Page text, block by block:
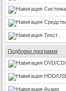
Система
Текст
Подборки программ
DVD/
HDD/
Аудио